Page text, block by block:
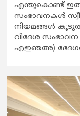
എന്തുകൊണ്ട്
സംഭാവനകള്‍
നിയമങ്ങള്‍
വിദേശ
എഇഞഅ)